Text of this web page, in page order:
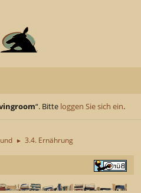
“. Bitte loggen Sie sich ein.
► 3.4. Ernährung